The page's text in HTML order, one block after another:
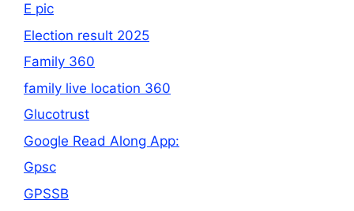
E pic
Election result 2025
Family 360
family live location 360
Glucotrust
Google Read Along App:
Gpsc
GPSSB